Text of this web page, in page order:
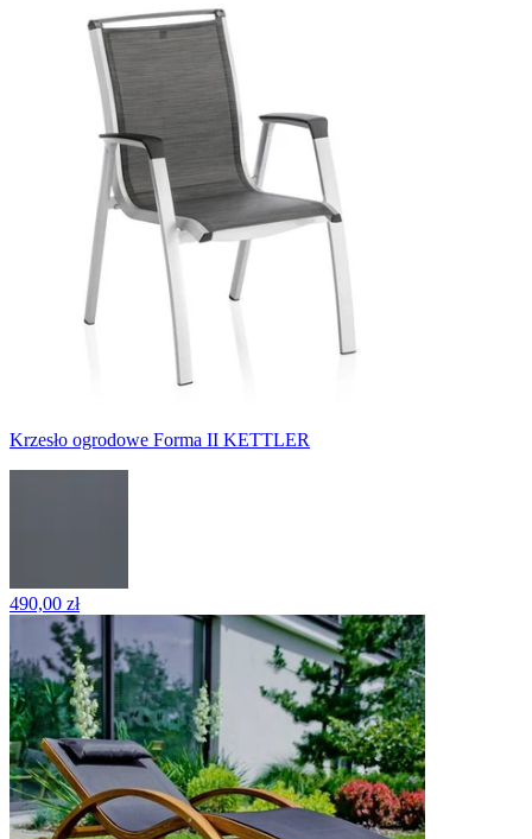
Krzesło ogrodowe Forma II KETTLER
490,00 zł